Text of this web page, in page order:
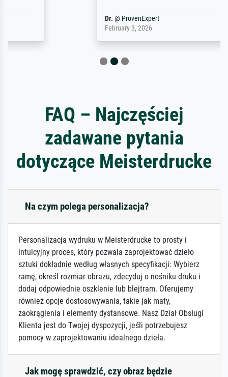
FAQ – Najczęściej
zadawane pytania
dotyczące Meisterdrucke
Na czym polega personalizacja?
Personalizacja wydruku w Meisterdrucke to prosty i
intuicyjny proces, który pozwala zaprojektować dzieło
sztuki dokładnie według własnych specyfikacji: Wybierz
ramę, określ rozmiar obrazu, zdecyduj o nośniku druku i
dodaj odpowiednie oszklenie lub blejtram. Oferujemy
również opcje dostosowywania, takie jak maty,
zaokrąglenia i elementy dystansowe. Nasz Dział Obsługi
Klienta jest do Twojej dyspozycji, jeśli potrzebujesz
pomocy w zaprojektowaniu idealnego dzieła.
Jak mogę sprawdzić, czy obraz będzie